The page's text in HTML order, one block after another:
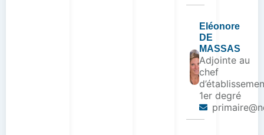
Eléonore
DE
MASSAS
Adjointe au
chef
1er degré